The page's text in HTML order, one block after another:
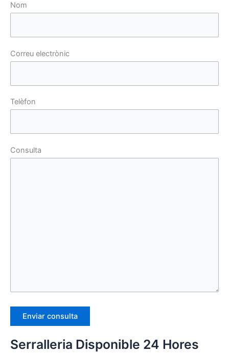
Nom
Correu electrònic
Telèfon
Consulta
Serralleria Disponible 24 Hores